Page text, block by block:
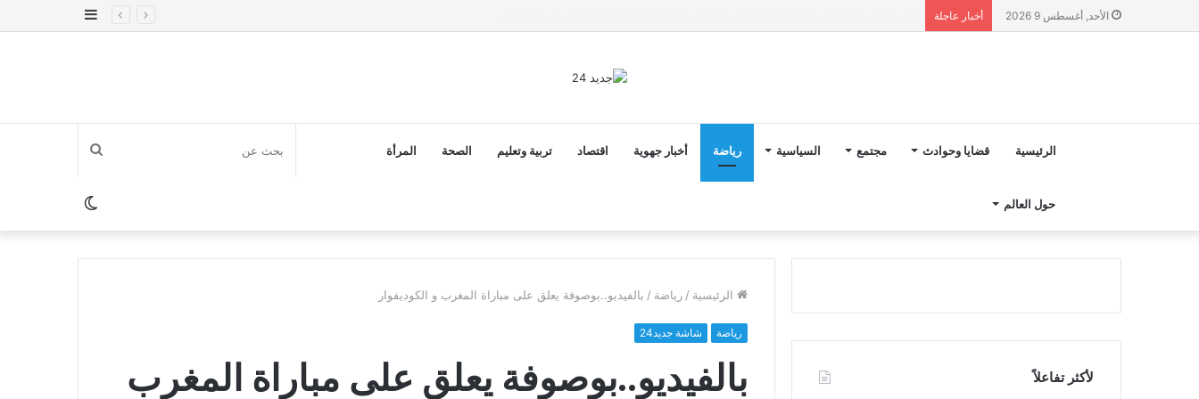
الأحد, أغسطس 9 2026 أخبار عاجلة
إضافة
الرئيسية قضايا وحوادث مجتمع السياسية رياضة أخبار جهوية اقتصاد تربية وتعليم الصحة المرأة
حول العالم
بحث
عنالوضع
المظلم
الرئيسية / رياضة / بالفيديو..بوصوفة يعلق على مباراة المغرب و الكوديفوار
رياضة شاشة جديد24
بالفيديو..بوصوفة يعلق على مباراة المغرب
لأكثر تفاعلاً